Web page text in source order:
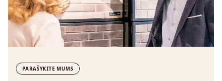
PARAŠYKITE MUMS